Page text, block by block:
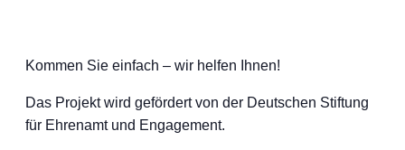
Kommen Sie einfach – wir helfen Ihnen!
Das Projekt wird gefördert von der Deutschen Stiftung
für Ehrenamt und Engagement.